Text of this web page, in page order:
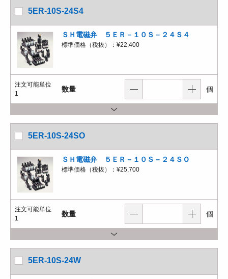
5ER-10S-24S4
ＳＨ電磁弁 ５ＥＲ－１０Ｓ－２４Ｓ４
標準価格（税抜）： ¥22,400
注文可能単位
1
数量 個
5ER-10S-24SO
ＳＨ電磁弁 ５ＥＲ－１０Ｓ－２４ＳＯ
標準価格（税抜）： ¥25,700
注文可能単位
1
数量 個
5ER-10S-24W